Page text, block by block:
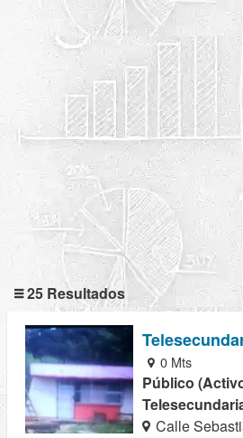
25 Resultados
0 Mts
Público
Calle